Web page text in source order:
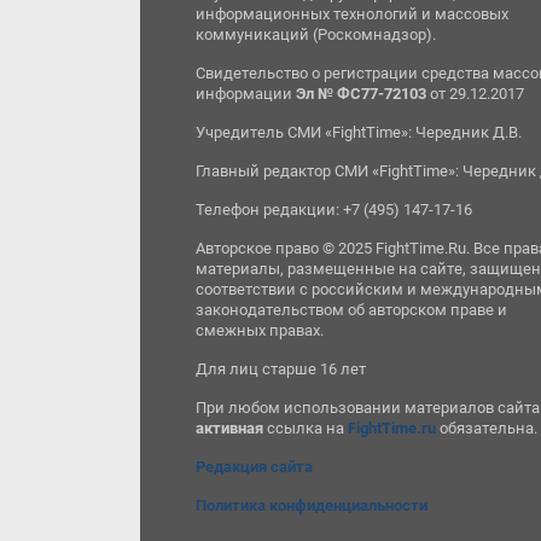
информационных технологий и массовых
коммуникаций (Роскомнадзор).
Свидетельство о регистрации средства
информацииЭл № ФС77-72103 от 29.12.2017
Учредитель СМИ «FightTime»: Чередник Д.В.
Главный редактор СМИ «FightTime»: Чередник
Телефон редакции: +7 (495) 147-17-16
Авторское право © 2025 FightTime.Ru. Все
материалы, размещенные на сайте,
соответствии с российским и
законодательством об авторском праве и
смежных правах.
Для лиц старше 16 лет
При любом использовании материалов сайта
активная ссылка на FightTime.ru обязательна.
Редакция сайта
Политика конфиденциальности